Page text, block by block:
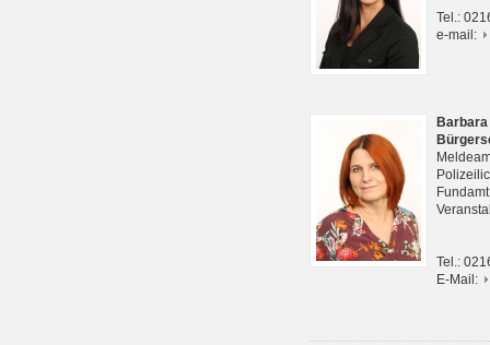
Tel.:
e-mail:
Tel.:
E-Mail: